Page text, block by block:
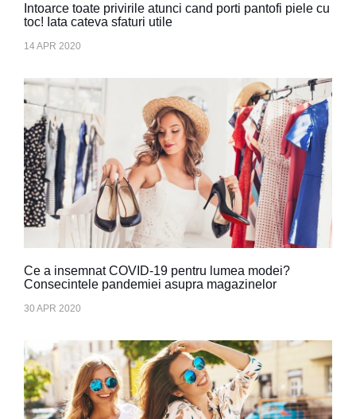
Intoarce toate privirile atunci cand porti pantofi piele cu
toc! Iata cateva sfaturi utile
14 APR 2020
Ce a insemnat COVID-19 pentru lumea modei?
Consecintele pandemiei asupra magazinelor
30 APR 2020